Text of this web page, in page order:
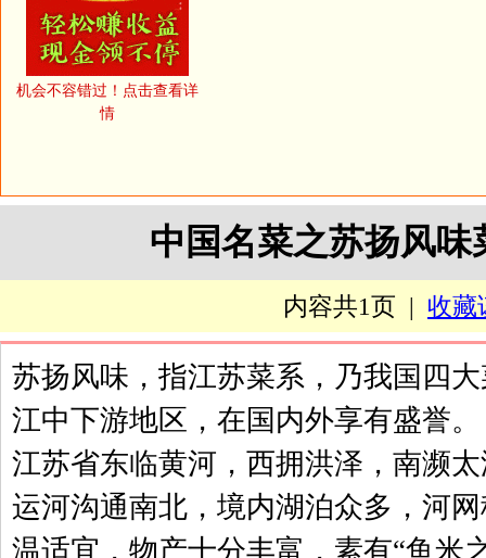
机会不容错过！点击查看详
情
中国名菜之苏扬风味
内容共1页 | 收藏
苏扬风味，指江苏菜系，乃我国四
江中下游地区，在国内外享有盛誉。
江苏省东临黄河，西拥洪泽，南濒
运河沟通南北，境内湖泊众多，河
温适宜，物产十分丰富，素有“鱼米